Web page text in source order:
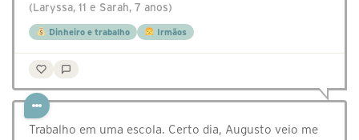
(Laryssa, 11 e Sarah, 7 anos)
Dinheiro e trabalho Irmãos
Trabalho em uma escola. Certo dia, Augusto veio me